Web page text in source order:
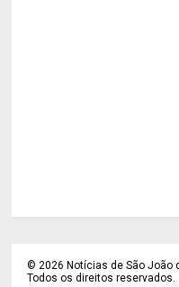
©2026 Notícias de São João
Todos os direitos reservados.